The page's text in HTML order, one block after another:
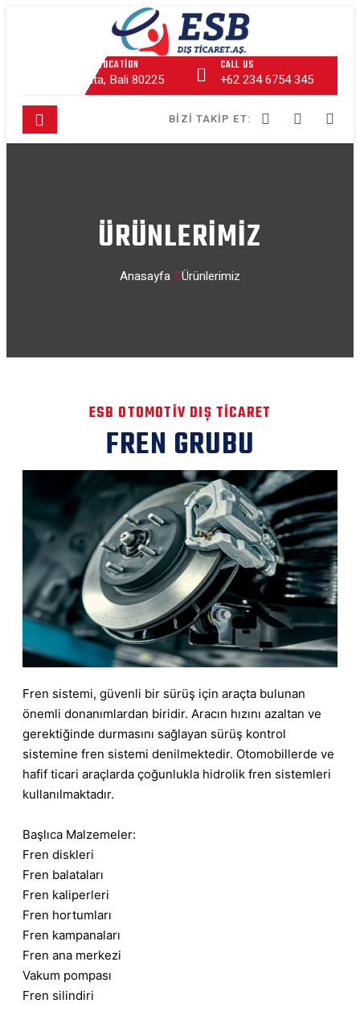
OUR LOCATION
Kuta, Bali 80225
CALL US
+62 234 6754 345
BIZI TAKIP ET:
ÜRÜNLERİMİZ
Anasayfa Ürünlerimiz
ESB OTOMOTIV DIŞ TICARET
FREN GRUBU
Fren sistemi, güvenli bir sürüş için araçta bulunan
önemli donanımlardan biridir. Aracın hızını azaltan ve
gerektiğinde durmasını sağlayan sürüş kontrol
sistemine fren sistemi denilmektedir. Otomobillerde ve
hafif ticari araçlarda çoğunlukla hidrolik fren sistemleri
kullanılmaktadır.
Başlıca Malzemeler:
Fren diskleri
Fren balataları
Fren kaliperleri
Fren hortumları
Fren kampanaları
Fren ana merkezi
Vakum pompası
Fren silindiri